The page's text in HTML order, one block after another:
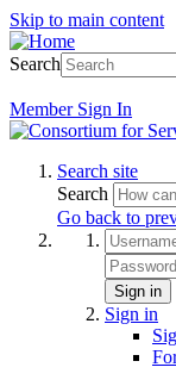
Skip to main content
Search
Member Sign In
Search site
Search
Go back to
Sign in
Sign in